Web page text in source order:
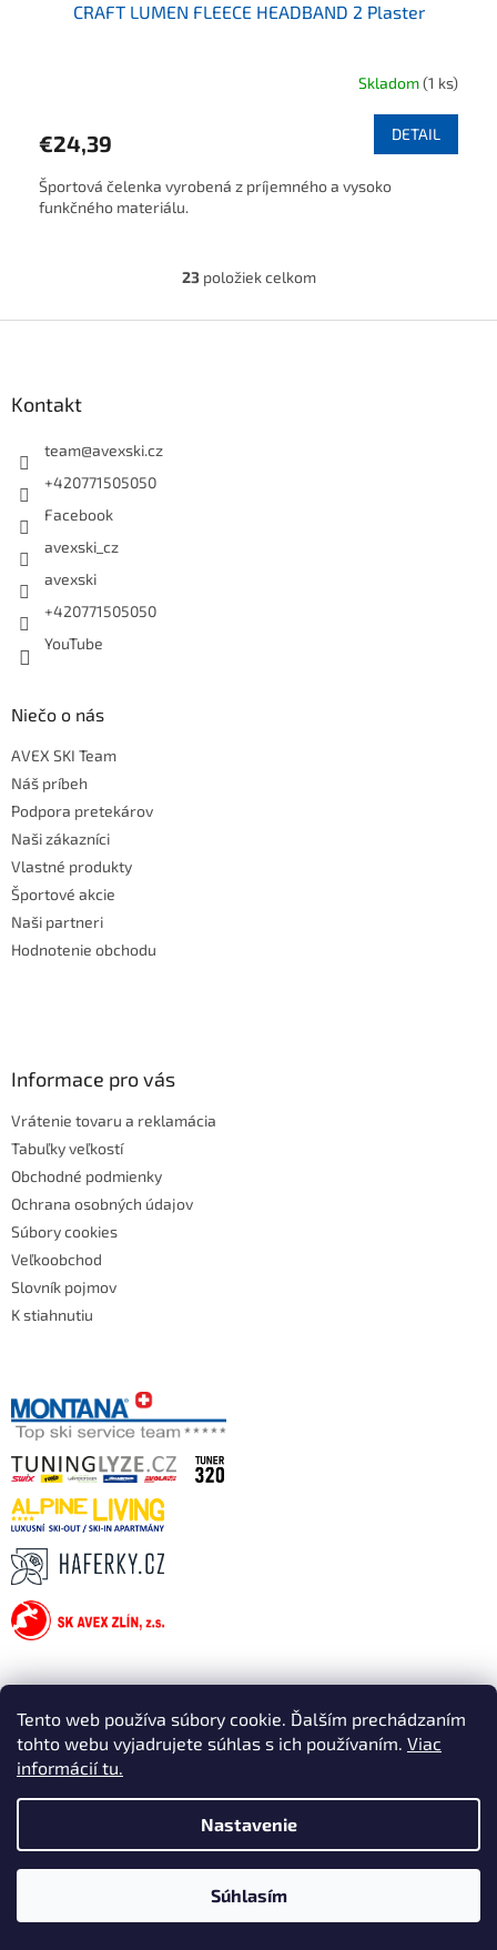
Tento web používa súbory cookie. Ďalším prechádzaním
tohto webu vyjadrujete súhlas s ich používaním. Viac
informácií tu.
Nastavenie
Súhlasím
CRAFT LUMEN FLEECE HEADBAND 2 Plaster
Skladom(1 ks)
€24,39 DETAIL
Športová čelenka vyrobená z príjemného a vysoko
funkčného materiálu.
Ovládacie prvky výpisu
23položiek celkom
Kontakt
team@avexski.cz
+420771505050
Facebook
avexski_cz
avexski
+420771505050
YouTube
Niečo o nás
AVEX SKI Team
Náš príbeh
Podpora pretekárov
Naši zákazníci
Vlastné produkty
Športové akcie
Naši partneri
Hodnotenie obchodu
Informace pro vás
Vrátenie tovaru a reklamácia
Tabuľky veľkostí
Obchodné podmienky
Ochrana osobných údajov
Súbory cookies
Veľkoobchod
Slovník pojmov
K stiahnutiu